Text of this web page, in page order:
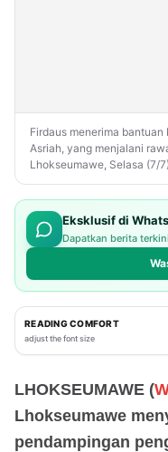
Firdaus menerima
Asriah, yang menjalani
Lhokseumawe, Selasa (7/
Eksklusif di
Dapatkan berita
READING COMFORT
adjust the font size
LHOKSEUMAWE (
Lhokseumawe
pendampingan